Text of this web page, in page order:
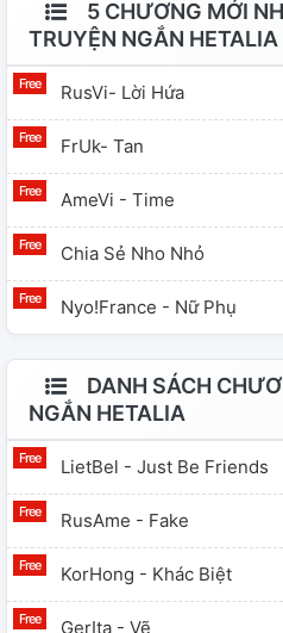
5 CHƯƠNG MỚI
TRUYỆN NGẮN HETALIA
RusVi- Lời Hứa
FrUk- Tan
AmeVi - Time
Chia Sẻ Nho Nhỏ
Nyo!France - Nữ Phụ
DANH SÁCH
NGẮN HETALIA
LietBel - Just Be Friends
RusAme - Fake
KorHong - Khác Biệt
GerIta - Vẽ